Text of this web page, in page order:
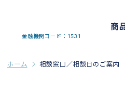
金融機関コード：1531
商
ホーム 相談窓口／相談日のご案内